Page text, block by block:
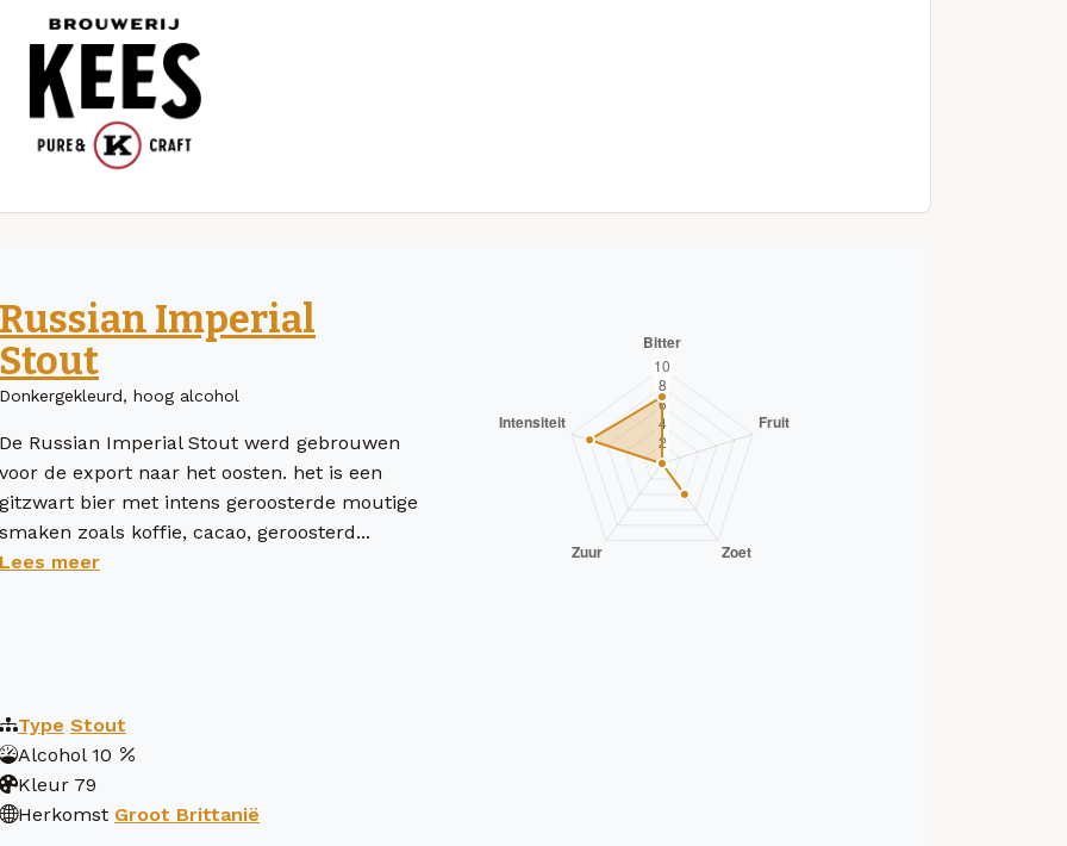
Russian Imperial
Stout
Donkergekleurd, hoog alcohol
De Russian Imperial Stout werd gebrouwen
voor de export naar het oosten. het is een
gitzwart bier met intens geroosterde moutige
smaken zoals koffie, cacao, geroosterd...
Lees meer
Type Stout
Alcohol 10
Kleur 79
Herkomst Groot Brittanië